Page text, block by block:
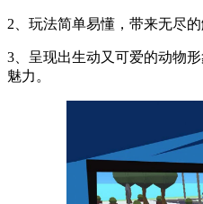
2、玩法简单易懂，带来无尽
3、呈现出生动又可爱的动物
魅力。